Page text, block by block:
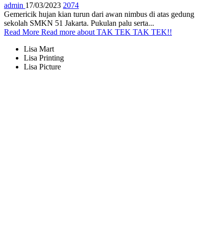
admin 17/03/2023 2074
Gemericik hujan kian turun dari awan nimbus di atas gedung
sekolah SMKN 51 Jakarta. Pukulan palu serta...
Read More Read more about TAK TEK TAK TEK!!
Lisa Mart
Lisa Printing
Lisa Picture